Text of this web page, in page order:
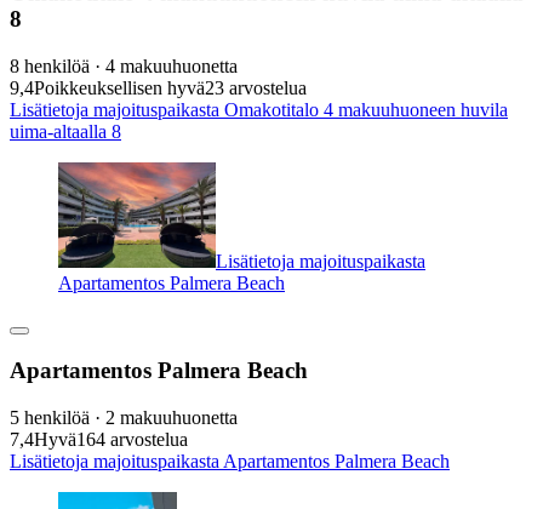
8
8 henkilöä · 4 makuuhuonetta
9,4Poikkeuksellisen hyvä23 arvostelua
Lisätietoja majoituspaikasta Omakotitalo 4 makuuhuoneen huvila
uima-altaalla 8
Lisätietoja majoituspaikasta
Apartamentos Palmera Beach
Apartamentos Palmera Beach
5 henkilöä · 2 makuuhuonetta
7,4Hyvä164 arvostelua
Lisätietoja majoituspaikasta Apartamentos Palmera Beach